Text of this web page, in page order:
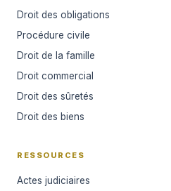
Droit des obligations
Procédure civile
Droit de la famille
Droit commercial
Droit des sûretés
Droit des biens
RESSOURCES
Actes judiciaires